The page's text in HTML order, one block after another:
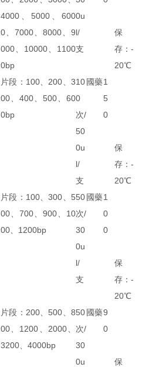
4000、5000、600
0、7000、8000、9
000、10000、1100
0bp
0u
l/
支
保
存：-
20℃
片段：100、200、3
00、400、500、60
0bp
10
0
次/
50
0u
l/
支
國藥1
5
0
保
存：-
20℃
片段：100、300、5
00、700、900、10
00、1200bp
50
次/
30
0u
l/
支
國藥1
0
0
保
存：-
20℃
片段：200、500、8
00、1200、2000、
3200、4000bp
50
次/
30
0u
國藥9
0
保